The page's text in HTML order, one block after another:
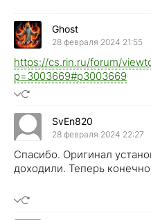
Ghost
28 февраля 2024 21:55
https://cs.rin.ru/forum/
p=3003669#p3003669
SvEn820
28 февраля 2024 22:27
Спасибо. Оригинал
доходили. Теперь